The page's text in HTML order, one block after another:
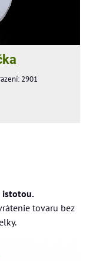
2901
istotou.
tovaru bez